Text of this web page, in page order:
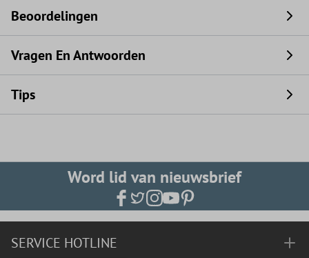
Beoordelingen
Vragen En Antwoorden
Tips
Word lid van nieuwsbrief
SERVICE HOTLINE